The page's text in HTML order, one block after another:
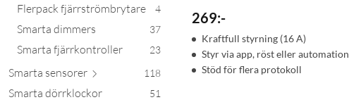
Flerpack fjärrströmbrytare 4
Smarta dimmers 37
Smarta fjärrkontroller 23
Smarta sensorer 118
Smarta dörrklockor 51
269:-
Kraftfull styrning (16 A)
Styr via app, röst eller automation
Stöd för flera protokoll